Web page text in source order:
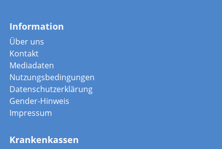
Information
Über uns
Kontakt
Mediadaten
Nutzungsbedingungen
Datenschutzerklärung
Gender-Hinweis
Impressum
Krankenkassen